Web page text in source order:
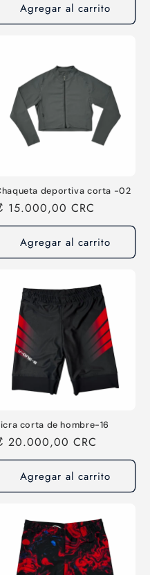
Agregar al carrito
deportiva corta -02
15.000,00 CRC
Agregar al carrito
corta de hombre-16
20.000,00 CRC
Agregar al carrito